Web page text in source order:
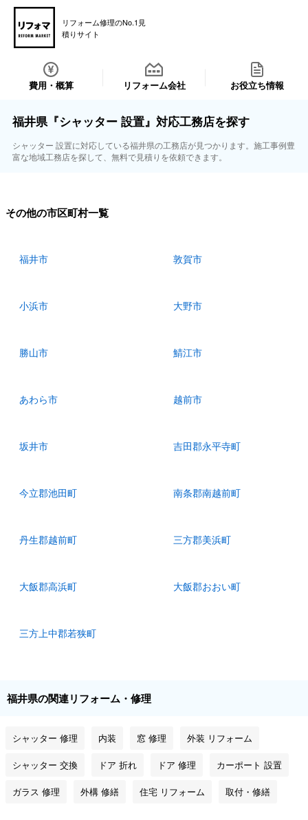
リフォーム修理のNo.1見
積りサイト
費用・概算 リフォーム会社 お役立ち情報
福井県『シャッター 設置』対応工務店を探す
シャッター 設置に対応している福井県の工務店が見つかります。施工事例豊
富な地域工務店を探して、無料で見積りを依頼できます。
その他の市区町村一覧
福井市 敦賀市
小浜市 大野市
勝山市 鯖江市
あわら市 越前市
坂井市 吉田郡永平寺町
今立郡池田町 南条郡南越前町
丹生郡越前町 三方郡美浜町
大飯郡高浜町 大飯郡おおい町
三方上中郡若狭町
福井県の関連リフォーム・修理
シャッター 修理 内装 窓 修理 外装 リフォーム
シャッター 交換 ドア 折れ ドア 修理 カーポート 設置
ガラス 修理 外構 修繕 住宅 リフォーム 取付・修繕